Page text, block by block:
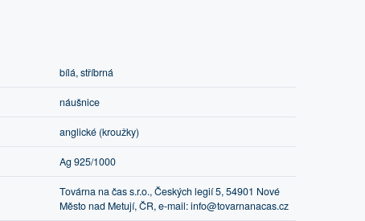
bílá, stříbrná
náušnice
anglické (kroužky)
Ag 925/1000
Továrna na čas s.r.o., Českých legií 5, 54901 Nové
Město nad Metují, ČR, e-mail: info@tovarnanacas.cz